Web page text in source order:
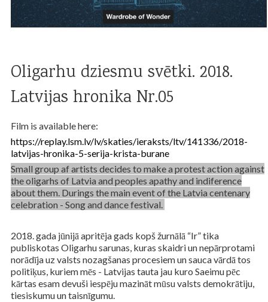
Oligarhu dziesmu svētki. 2018.
Latvijas hronika Nr.05
Film is available here:
https://replay.lsm.lv/lv/skaties/ieraksts/ltv/141336/2018-
latvijas-hronika-5-serija-krista-burane
Small group af artists decides to make a protest action against
the oligarhs of Latvia and peoples apathy and indiference
about them. Durings the main event of the Latvia centenary
celebration - Song and dance festival.
2018. gada jūnijā apritēja gads kopš žurnālā “Ir” tika
publiskotas Oligarhu sarunas, kuras skaidri un nepārprotami
norādīja uz valsts nozagšanas procesiem un sauca vārdā tos
politiķus, kuriem mēs - Latvijas tauta jau kuro Saeimu pēc
kārtas esam devuši iespēju mazināt mūsu valsts demokrātiju,
tiesiskumu un taisnīgumu.